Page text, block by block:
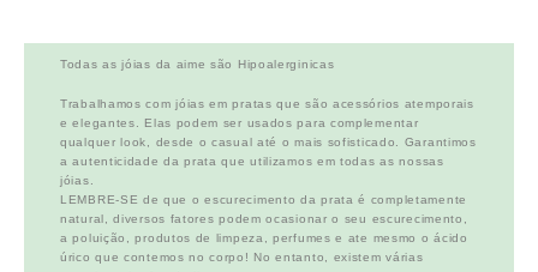
Todas as jóias da aime são Hipoalerginicas
Trabalhamos com jóias em pratas que são acessórios atemporais
e elegantes. Elas podem ser usados para complementar
qualquer look, desde o casual até o mais sofisticado. Garantimos
a autenticidade da prata que utilizamos em todas as nossas
jóias.
LEMBRE-SE de que o escurecimento da prata é completamente
natural, diversos fatores podem ocasionar o seu escurecimento,
a poluição, produtos de limpeza, perfumes e ate mesmo o ácido
úrico que contemos no corpo! No entanto, existem várias